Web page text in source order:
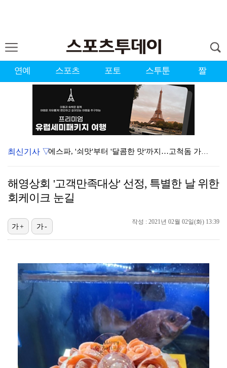
연예 스포츠 포토 스투툰 짤
에스파, '쇠맛'부터 '달콤한 맛'까지…고척돔 가득 채…
'리그 2연패 정조준' 아스널, 뉴캐슬서 기마랑이스 영…
한국 남자배구, 중국 3-0 완파하고 동아시아선수권 결…
"언론사 대표·국회의원도"…최연청, 판사 남편까지 화려…
박지민 아나운서 "발리까지 갔는데…'피의 게임2' 출연…
최신기사 ▽
해영상회 '고객만족대상' 선정, 특별한 날 위한
회케이크 눈길
작성 : 2021년 02월 02일(화) 13:39
가+ 가-